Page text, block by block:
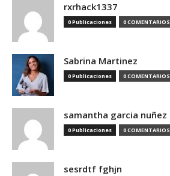
rxrhack1337
0 Publicaciones 0 COMENTARIOS
Sabrina Martinez
0 Publicaciones 0 COMENTARIOS
samantha garcia nuñez
0 Publicaciones 0 COMENTARIOS
sesrdtf fghjn